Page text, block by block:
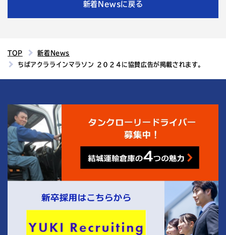
新着Newsに戻る
TOP
新着News
ちばアクララインマラソン ２０２４に協賛広告が掲載されます。
結城運輸倉庫の4